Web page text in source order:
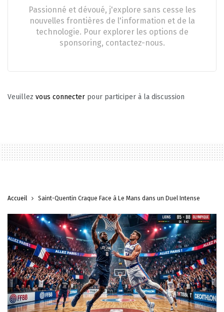
Passionné et dévoué, j'explore sans cesse les
nouvelles frontières de l'information et de la
technologie. Pour explorer les options de
sponsoring, contactez-nous.
Veuillez vous connecter pour participer à la discussion
Accueil Saint-Quentin Craque Face à Le Mans dans un Duel Intense